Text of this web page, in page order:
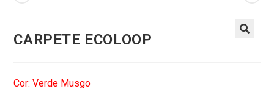
CARPETE ECOLOOP
Cor: Verde Musgo